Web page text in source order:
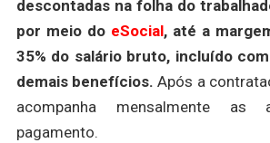
descontadas na folha do
por meio do eSocial, até a
35% do salário bruto, incluído
demais benefícios. Após a
acompanha mensalmente as
pagamento.